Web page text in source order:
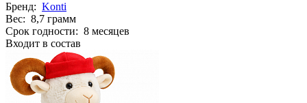
Бренд: Konti
Вес: 8,7 грамм
Срок годности: 8 месяцев
Входит в состав